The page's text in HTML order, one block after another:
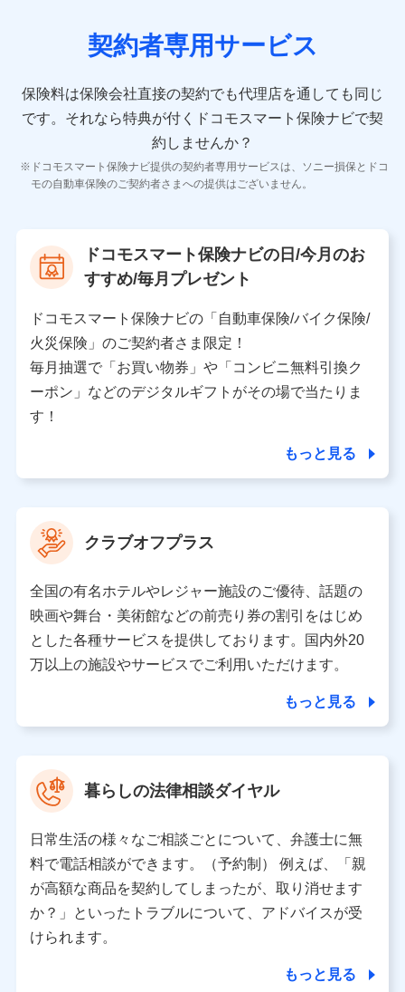
険契約に関する情報。例として、保険契約者及び被保険
者の氏名、住所、生年月日、性別、保険契約者と被保険
報、建物の構造や築年数などの情報、ペットの種類や年
齢などの情報などが含まれます。
【共同して利用する者の範囲】
当社
当社又は株式会社NTTドコモが提供する保険関連サービ
スにおけるユーザ登録受付および管理のため
を受けている保険会社・提携会社の保険その他に関する
情報を提供するため、また維持管理等の委託業務遂行の
ため、またそれらに付帯、関連する当社、株式会社NTT
ドコモおよび提携会社のサービスを案内、提供するため
（各サービスで取得したサービス利用履歴、ウェブサイ
トの閲覧履歴、購買履歴、ご契約内容等のパーソナルデ
ータを分析して、お客さまの趣味・嗜好・傾向に応じた
上記に係る案内・手続き・管理等付帯業務を行うため
【当該個人データの管理について責任を有する者の名称・住
所・代表者名】
当該個人データを取り扱う各共同利用者（詳細は次のとお
り）
東京都千代田区永田町2丁目11番1号 山王パークタワー
株式会社NTTドコモ 代表取締役社長 前田 義晃
東京都中央区日本橋人形町2-14-10 アーバンネット日本橋
ビル 3F
※ 当社および株式会社NTTドコモは、お客さまの情報を利
データ憲章」に定める行動原則を順守します 。
※ パーソナルデータダッシュボードの「第三者提供の管
理」の設定状態にかかわらず、共同利用する場合がありま
※ dポイントクラブ会員ではないお客さま（2019年12月11
日以降、一度もdポイントクラブ会員であったことがないお
個人データは、こちら の利用目的の範囲内に限って共同利
契約者専用サービス
保険料は保険会社直接の契約でも代理店を通しても同じ
です。 それなら特典が付くドコモスマート保険ナビで契
約しませんか？
ドコモスマート保険ナビ提供の契約者専用サービスは、ソニー損保とドコ
モの自動車保険のご契約者さまへの提供はございません。
ドコモスマート保険ナビの日/今月のお
すすめ/毎月プレゼント
ドコモスマート保険ナビの「自動車保険/バイク保険/
火災保険」のご契約者さま限定！
毎月抽選で「お買い物券」や「コンビニ無料引換ク
ーポン」などのデジタルギフトがその場で当たりま
す！
もっと見る
クラブオフプラス
全国の有名ホテルやレジャー施設のご優待、話題の
映画や舞台・美術館などの前売り券の割引をはじめ
とした各種サービスを提供しております。国内外20
万以上の施設やサービスでご利用いただけます。
もっと見る
暮らしの法律相談ダイヤル
日常生活の様々なご相談ごとについて、弁護士に無
料で電話相談ができます。（予約制） 例えば、「親
が高額な商品を契約してしまったが、取り消せます
か？」といったトラブルについて、アドバイスが受
けられます。
もっと見る